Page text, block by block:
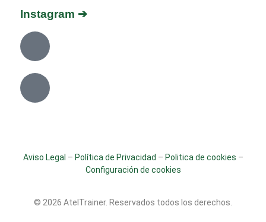
Instagram ➔
Aviso Legal – Política de Privacidad – Politica de cookies –
Configuración de cookies
© 2026 AtelTrainer. Reservados todos los derechos.